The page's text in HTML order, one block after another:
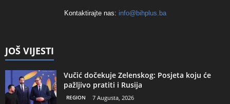
Kontaktirajte nas: info@bihplus.ba
JOŠ VIJESTI
Vučić dočekuje Zelenskog: Posjeta koju će
pažljivo pratiti i Rusija
REGION 7 Augusta, 2026